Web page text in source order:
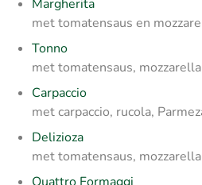
Margherita
met tomatensaus en
Tonno
met tomatensaus,
Carpaccio
met carpaccio, rucola,
Delizioza
met tomatensaus,